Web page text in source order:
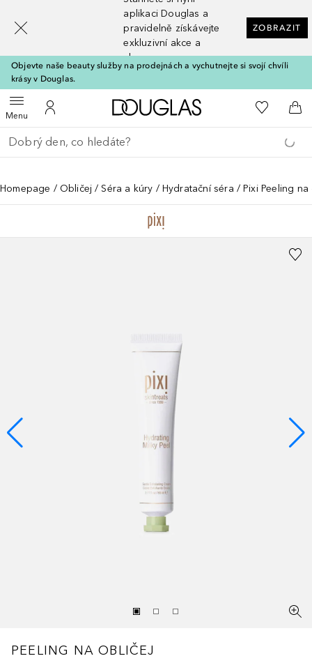
aplikaci Douglas a
pravidelně získávejte
exkluzivní akce a
slevy
ZOBRAZIT
Objevte naše beauty služby na prodejnách a vychutnejte si svojí chvíli
krásy v Douglas.
MenuOtevřít menuK mému účtu
Domů K mému
Do
Vraťte se
Proveďte vyhledávání
Homepage Obličej Séra a kúry Hydratační séra Pixi Peeling
PEELING NA OBLIČEJ
[navigation.slideout.screenreader]